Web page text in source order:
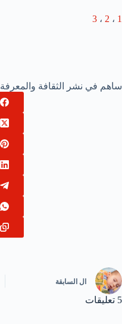
1 ، 2 ، 3
ساهم في نشر الثقافة والمعرفة
ال السابقة
5 تعليقات